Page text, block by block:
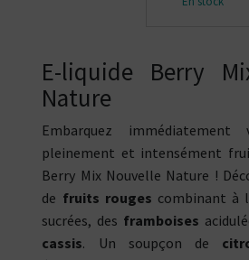
E-liquide Berry
Nature
Embarquez
pleinement et intensément
Berry Mix Nouvelle Nature !
de fruits rouges combinant à
sucrées, des framboises
cassis. Un soupçon de